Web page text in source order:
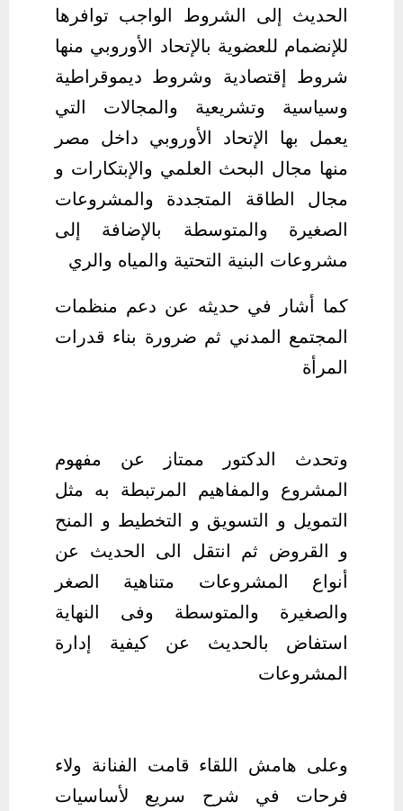
الحديث إلى الشروط الواجب توافرها
للإنضمام للعضوية بالإتحاد الأوروبي منها
شروط إقتصادية وشروط ديموقراطية
وسياسية وتشريعية والمجالات التي
يعمل بها الإتحاد الأوروبي داخل مصر
منها مجال البحث العلمي والإبتكارات و
مجال الطاقة المتجددة والمشروعات
الصغيرة والمتوسطة بالإضافة إلى
مشروعات البنية التحتية والمياه والري
كما أشار في حديثه عن دعم منظمات
المجتمع المدني ثم ضرورة بناء قدرات
المرأة
وتحدث الدكتور ممتاز عن مفهوم
المشروع والمفاهيم المرتبطة به مثل
التمويل و التسويق و التخطيط و المنح
و القروض ثم انتقل الى الحديث عن
أنواع المشروعات متناهية الصغر
والصغيرة والمتوسطة وفى النهاية
استفاض بالحديث عن كيفية إدارة
المشروعات
وعلى هامش اللقاء قامت الفنانة ولاء
فرحات في شرح سريع لأساسيات